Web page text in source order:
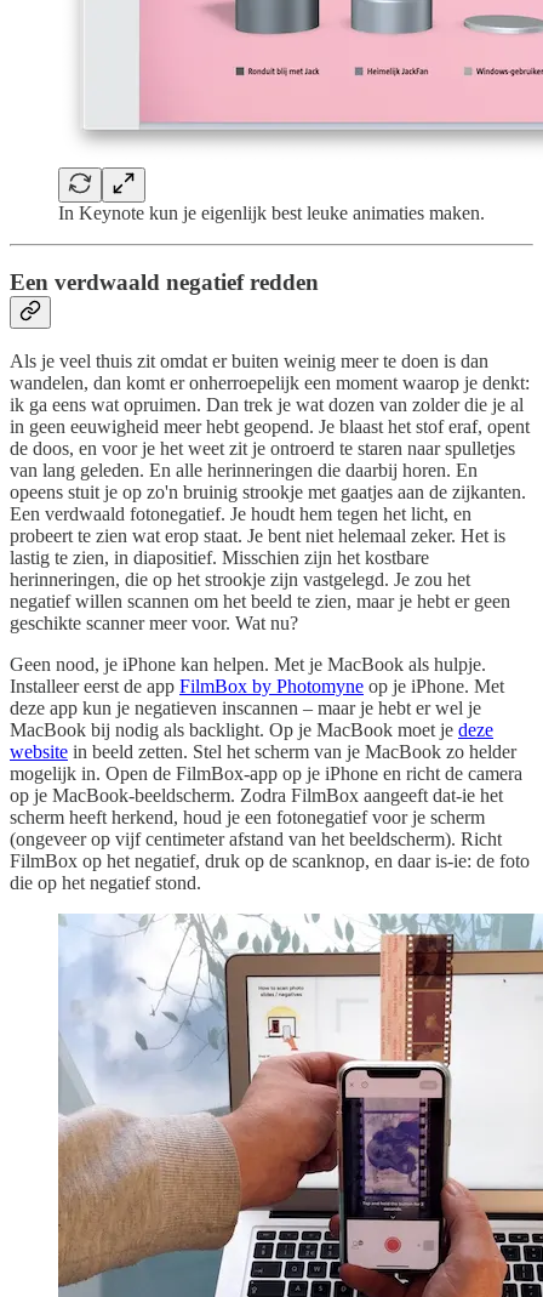
In Keynote kun je eigenlijk best leuke animaties maken.
Een verdwaald negatief redden
Als je veel thuis zit omdat er buiten weinig meer te doen is dan
wandelen, dan komt er onherroepelijk een moment waarop je denkt:
ik ga eens wat opruimen. Dan trek je wat dozen van zolder die je al
in geen eeuwigheid meer hebt geopend. Je blaast het stof eraf, opent
de doos, en voor je het weet zit je ontroerd te staren naar spulletjes
van lang geleden. En alle herinneringen die daarbij horen. En
opeens stuit je op zo'n bruinig strookje met gaatjes aan de zijkanten.
Een verdwaald fotonegatief. Je houdt hem tegen het licht, en
probeert te zien wat erop staat. Je bent niet helemaal zeker. Het is
lastig te zien, in diapositief. Misschien zijn het kostbare
herinneringen, die op het strookje zijn vastgelegd. Je zou het
negatief willen scannen om het beeld te zien, maar je hebt er geen
geschikte scanner meer voor. Wat nu?
Geen nood, je iPhone kan helpen. Met je MacBook als hulpje.
Installeer eerst de app FilmBox by Photomyne op je iPhone. Met
deze app kun je negatieven inscannen – maar je hebt er wel je
MacBook bij nodig als backlight. Op je MacBook moet je deze
website in beeld zetten. Stel het scherm van je MacBook zo helder
mogelijk in. Open de FilmBox-app op je iPhone en richt de camera
op je MacBook-beeldscherm. Zodra FilmBox aangeeft dat-ie het
scherm heeft herkend, houd je een fotonegatief voor je scherm
(ongeveer op vijf centimeter afstand van het beeldscherm). Richt
FilmBox op het negatief, druk op de scanknop, en daar is-ie: de foto
die op het negatief stond.